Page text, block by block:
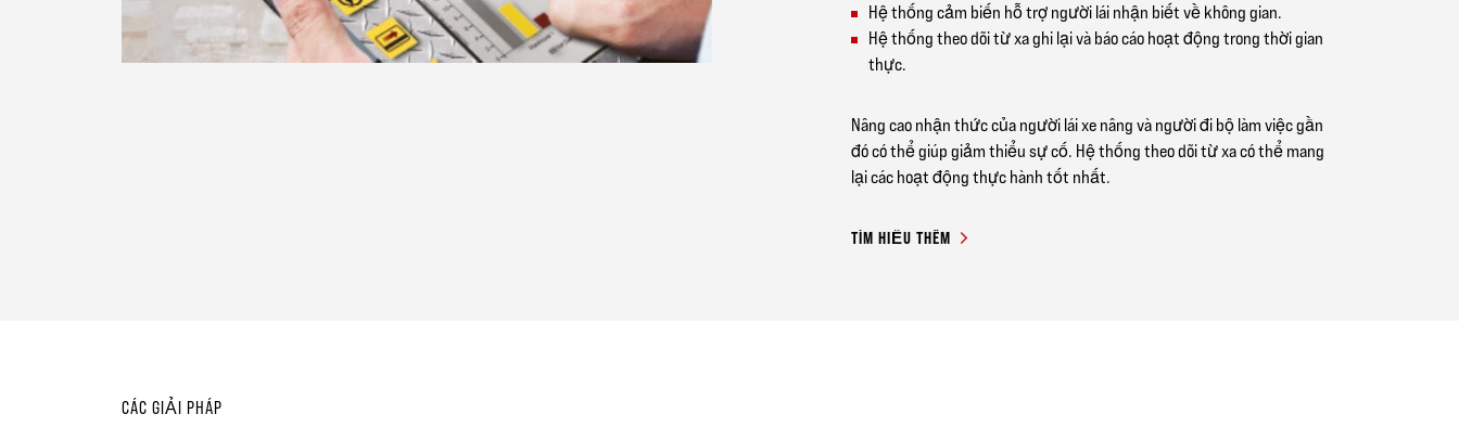
Hệ thống cảm biến hỗ trợ người lái nhận biết về không gian.
Hệ thống theo dõi từ xa ghi lại và báo cáo hoạt động trong thời gian
thực.
Nâng cao nhận thức của người lái xe nâng và người đi bộ làm việc gần
đó có thể giúp giảm thiểu sự cố. Hệ thống theo dõi từ xa có thể mang
lại các hoạt động thực hành tốt nhất.
TÌM HIỂU THÊM
CÁC GIẢI PHÁP